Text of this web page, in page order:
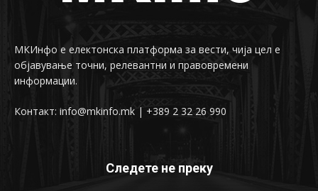
МКИнфо е електонска платформа за вести, чија цел е
објавување точни, релевантни и правовремени
информации.
Контакт: info@mkinfo.mk | +389 2 32 26 990
Следете не преку